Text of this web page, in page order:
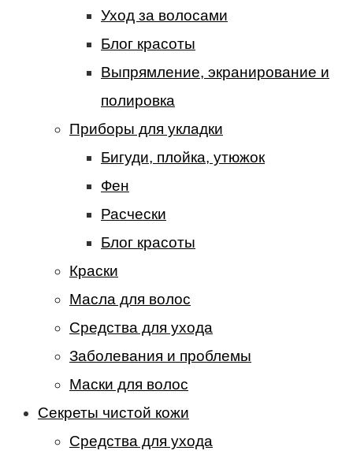
Уход за волосами
Блог красоты
Выпрямление, экранирование и
полировка
Приборы для укладки
Бигуди, плойка, утюжок
Фен
Расчески
Блог красоты
Краски
Масла для волос
Средства для ухода
Заболевания и проблемы
Маски для волос
Секреты чистой кожи
Средства для ухода